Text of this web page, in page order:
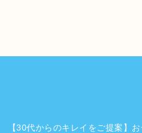
【30代からのキレイをご提案】